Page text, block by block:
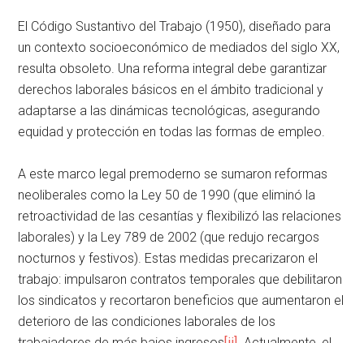
El Código Sustantivo del Trabajo (1950), diseñado para
un contexto socioeconómico de mediados del siglo XX,
resulta obsoleto. Una reforma integral debe garantizar
derechos laborales básicos en el ámbito tradicional y
adaptarse a las dinámicas tecnológicas, asegurando
equidad y protección en todas las formas de empleo.
A este marco legal premoderno se sumaron reformas
neoliberales como la Ley 50 de 1990 (que eliminó la
retroactividad de las cesantías y flexibilizó las relaciones
laborales) y la Ley 789 de 2002 (que redujo recargos
nocturnos y festivos). Estas medidas precarizaron el
trabajo: impulsaron contratos temporales que debilitaron
los sindicatos y recortaron beneficios que aumentaron el
deterioro de las condiciones laborales de los